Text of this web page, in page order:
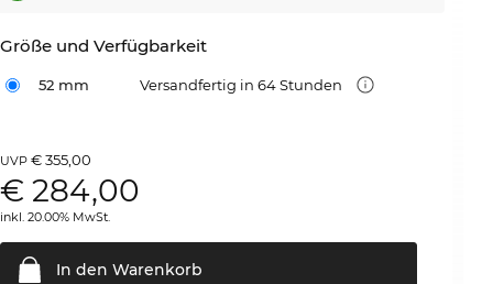
Größe und Verfügbarkeit
52 mm Versandfertig in 64 Stunden
UVP€ 355,00
€284,00
inkl. 20.00% MwSt.
In den Warenkorb